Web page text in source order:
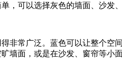
，可以选择灰色的墙面、沙发
非常广泛。蓝色可以让整个
墙面，或是在沙发、窗帘等